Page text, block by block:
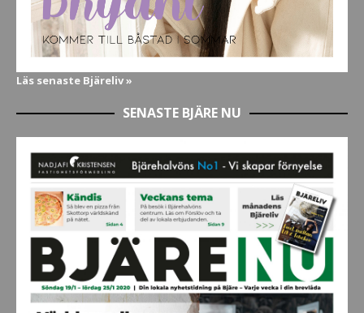
Läs senaste Bjäreliv »
SENASTE BJÄRE NU